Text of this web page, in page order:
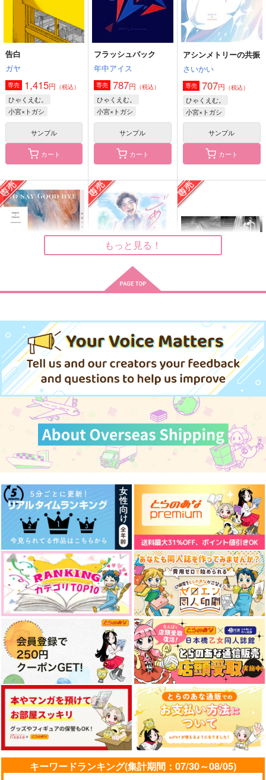
フラッシュバック
年中アイス
（税込）
サンプル
作品詳細
DEVOTION
2MM
（税込）
サンプル
作品詳細
Beat Per Minute
かんみや
（税込）
作品詳細
WITH YOU
+plus
円（税込）
小宮×トガシ
サンプル
作品詳細
SOFA
サンプル
作品詳細
AKEBOSHI
かんみや
629円
サンプル
作品詳細
Small talk
１２３０ＡＭ
629円（税込）
小宮×トガシ
サンプル
作品詳細
Peace Out,Tomorrow
悠長な
787円（税込）
小宮×トガシ
サンプル
作品詳細
トガシくんの恋人たち
おはようからおやす
み
787円（税込）
小宮×トガシ
サンプル
作品詳細
告白
ガヤ
専売 1,415円 （税込）
ひゃくえむ。
小宮×トガシ
サンプル
カート
フラッシュバック
年中アイス
専売 787円 （税込）
ひゃくえむ。
小宮×トガシ
サンプル
カート
アシンメトリーの共振
さいかい
専売 707円 （税込）
ひゃくえむ。
小宮×トガシ
サンプル
カート
さいかい
専売 865円 （税込）
ひゃくえむ。
小宮×トガシ
サンプル
カート
Hieguso
専売 715円（税込）
小宮×トガシ
ひろよし＋seppo
専売 1,494円 （税込）
ひゃくえむ。
小宮×トガシ
サンプル
Title
+plus
専売 858円（税込）
ひゃくえむ。
小宮×トガシ
サンプル
カート
ロストブルー・ヴェロ
シティ
バターサンド大好き
専売 2,357円（税込）
ひゃくえむ。
小宮×トガシ
サンプル
カート
もっと見る！
キーワードランキング(集計期間：07/30～08/05)